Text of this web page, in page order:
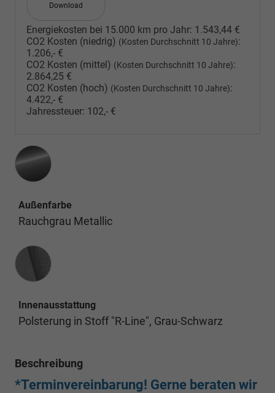
Download
Energiekosten bei 15.000 km pro Jahr: 1.543,44 €
CO2 Kosten (niedrig) (Kosten Durchschnitt 10 Jahre):
1.206,- €
CO2 Kosten (mittel) (Kosten Durchschnitt 10 Jahre):
2.864,25 €
CO2 Kosten (hoch) (Kosten Durchschnitt 10 Jahre):
4.422,- €
Jahressteuer: 102,- €
Außenfarbe
Rauchgrau Metallic
Innenausstattung
Innenausstattung
Polsterung in Stoff "R-Line", Grau-Schwarz
Beschreibung
*Terminvereinbarung! Gerne beraten wir